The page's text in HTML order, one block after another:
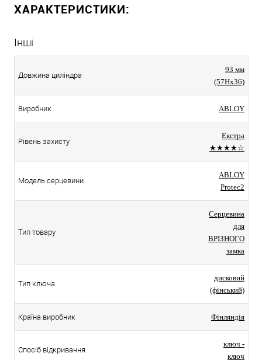
ХАРАКТЕРИСТИКИ:
Інші
Довжина циліндра
93 мм
(57Hx36)
Виробник ABLOY
Рівень захисту
Екстра
★★★★☆
Модель серцевини
ABLOY
Protec2
Тип товару
Серцевина
для
ВРІЗНОГО
замка
Тип ключа
дисковий
(фінський)
Країна виробник Фінляндія
Спосіб відкривання
ключ -
ключ